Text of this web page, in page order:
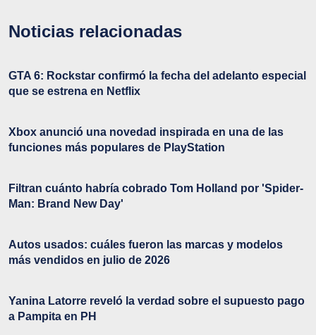
Noticias relacionadas
GTA 6: Rockstar confirmó la fecha del adelanto especial
que se estrena en Netflix
Xbox anunció una novedad inspirada en una de las
funciones más populares de PlayStation
Filtran cuánto habría cobrado Tom Holland por 'Spider-
Man: Brand New Day'
Autos usados: cuáles fueron las marcas y modelos
más vendidos en julio de 2026
Yanina Latorre reveló la verdad sobre el supuesto pago
a Pampita en PH